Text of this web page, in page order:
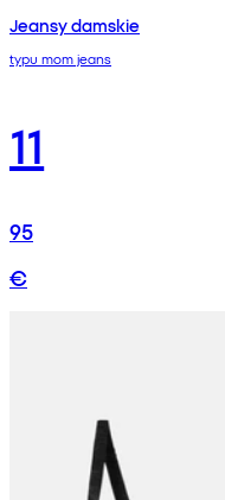
Jeansy damskie
typu mom jeans
11
95
€